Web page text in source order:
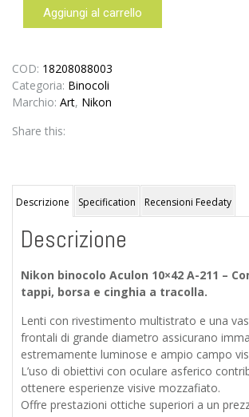
Nikon
A-
211
binocolo
Garanzia
10
anni.
Aggiungi al carrello
COD: 18208088003
Categoria: Binocoli
Marchio: Art, Nikon
Share this:
Descrizione Specification Recensioni Feedaty
Descrizione
Nikon binocolo Aculon 10×42 A-211 –
tappi, borsa e cinghia a tracolla.
Lenti con rivestimento multistrato e una
frontali di grande diametro assicurano
estremamente luminose e ampio campo
L’uso di obiettivi con oculare asferico
ottenere esperienze visive mozzafiato.
Offre prestazioni ottiche superiori a un